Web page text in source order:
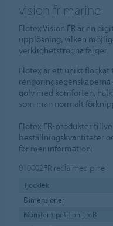
vision fr marine
Flotex Vision FR är en
upplösning, vilken
verklighetstrogna färger.
Flotex är ett unikt
golv med komforten,
som man normalt
Flotex FR-produkter
beställningskvantiteter
för mer information.
010002FR reclaimed pine
Tjocklek
Dimensioner
Mönsterrepetition L x B